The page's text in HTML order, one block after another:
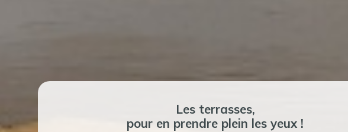
Les terrasses,
pour en prendre plein les yeux !